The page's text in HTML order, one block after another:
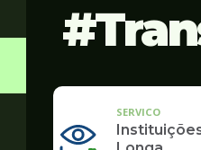
SERVICO